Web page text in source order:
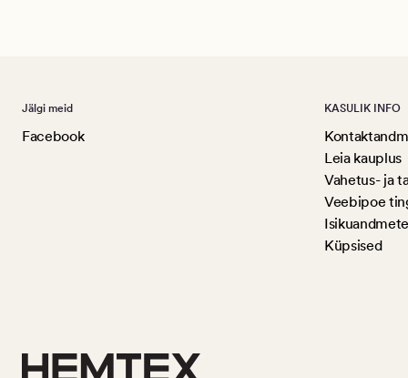
Jälgi meid
Facebook
KASULIK INFO
Leia kauplus
Vahetus- ja
Veebipoe
Küpsised